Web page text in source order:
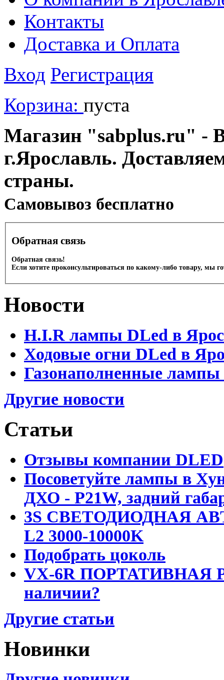
Контакты
Доставка и Оплата
Вход Регистрация
Корзина: пуста
Магазин "sabplus.ru" -
г.Ярославль.
страны.
Cамовывоз бесплатно
Обратная связь
Обратная связь!
Если хотите проконсультироваться по какому-либо товару, мы
Новости
H.I.R лампы DLed в
Ходовые огни DLed в
Газонаполненные
Другие новости
Статьи
Отзывы компании DLED
Посоветуйте лампы в
ДХО - P21W, задний
3S СВЕТОДИОДНАЯ
L2 3000-10000K
Подобрать цоколь
VX-6R ПОРТАТИВНАЯ
наличии?
Другие статьи
Новинки